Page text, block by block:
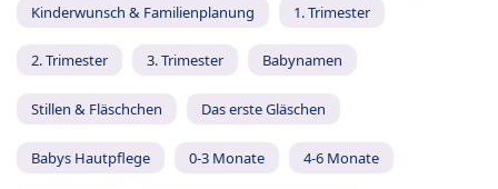
Kinderwunsch & Familienplanung 1. Trimester
2. Trimester 3. Trimester Babynamen
Stillen & Fläschchen Das erste Gläschen
Babys Hautpflege 0-3 Monate 4-6 Monate